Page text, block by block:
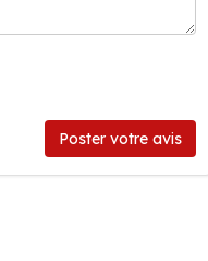
Poster votre avis